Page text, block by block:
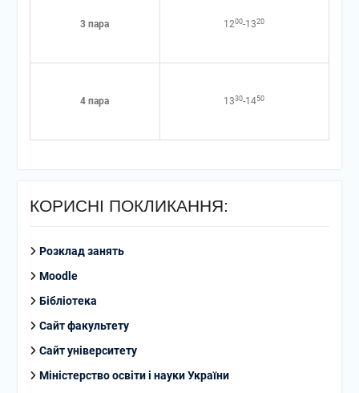
3 пара 1200-1320
4 пара 1330-1450
КОРИСНІ ПОКЛИКАННЯ:
Розклад занять
Moodle
Бібліотека
Сайт факультету
Сайт університету
Міністерство освіти і науки України